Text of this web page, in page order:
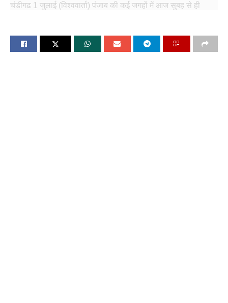
चंडीगढ 1 जुलाई (विश्ववार्ता) पंजाब की कई जगहों में आज सुबह से ही
चंडीगढ़ मौसम केंद्र के अनुसार बारिश की ऑब्जरवेशन की जा रही है।